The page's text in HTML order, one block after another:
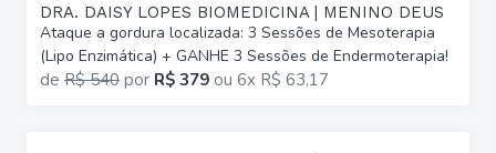
DRA. DAISY LOPES BIOMEDICINA | MENINO DEUS
Ataque a gordura localizada: 3 Sessões de Mesoterapia
(Lipo Enzimática) + GANHE 3 Sessões de Endermoterapia!
de R$ 540 por R$ 379 ou 6x R$ 63,17